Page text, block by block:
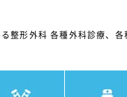
整形外科 各種外科診療、